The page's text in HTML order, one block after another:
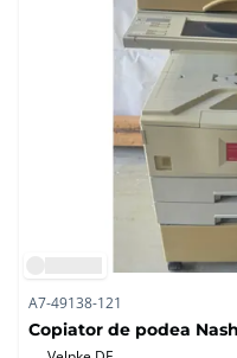
A7-49138-121
Copiator de podea